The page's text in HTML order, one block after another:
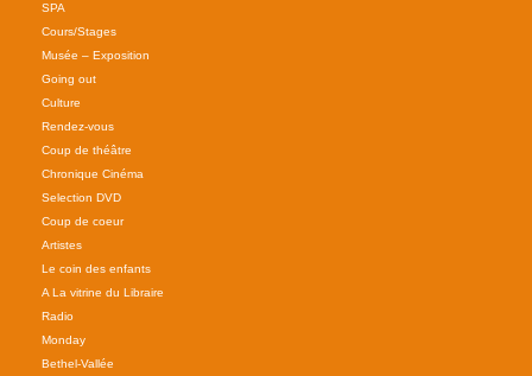
SPA
Cours/Stages
Musée – Exposition
Going out
Culture
Rendez-vous
Coup de théâtre
Chronique Cinéma
Selection DVD
Coup de coeur
Artistes
Le coin des enfants
A La vitrine du Libraire
Radio
Monday
Bethel-Vallée